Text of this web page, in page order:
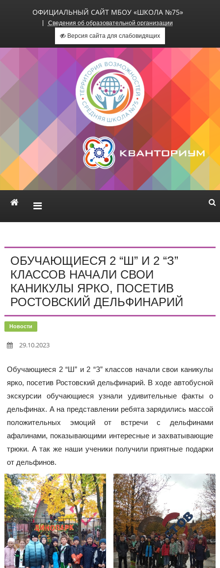
ОФИЦИАЛЬНЫЙ САЙТ МБОУ «ШКОЛА №75»
Сведения об образовательной организации
Версия сайта для слабовидящих
Официальный сайт МБОУ
«Школа №75»
ОБУЧАЮЩИЕСЯ 2 “Ш” И 2 “З”
КЛАССОВ НАЧАЛИ СВОИ
КАНИКУЛЫ ЯРКО, ПОСЕТИВ
РОСТОВСКИЙ ДЕЛЬФИНАРИЙ
Новости
29.10.2023
Обучающиеся 2 “Ш” и 2 “З” классов начали свои каникулы
ярко, посетив Ростовский дельфинарий. В ходе автобусной
экскурсии обучающиеся узнали удивительные факты о
дельфинах. А на представлении ребята зарядились массой
положительных эмоций от встречи с дельфинами
афалинами, показывающими интересные и захватывающие
трюки. А так же наши ученики получили приятные подарки
от дельфинов.